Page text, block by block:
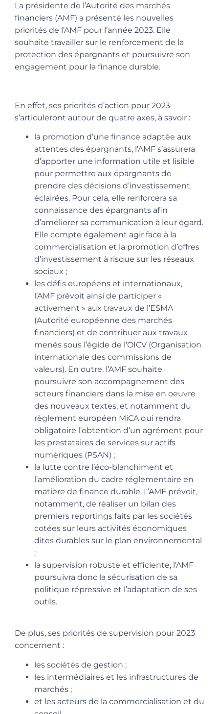
La présidente de l’Autorité des marchés
financiers (AMF) a présenté les nouvelles
priorités de l’AMF pour l’année 2023. Elle
souhaite travailler sur le renforcement de la
protection des épargnants et poursuivre son
engagement pour la finance durable.
En effet, ses priorités d’action pour 2023
s’articuleront autour de quatre axes, à savoir :
la promotion d’une finance adaptée aux
attentes des épargnants, l’AMF s’assurera
d’apporter une information utile et lisible
pour permettre aux épargnants de
prendre des décisions d’investissement
éclairées. Pour cela, elle renforcera sa
connaissance des épargnants afin
d’améliorer sa communication à leur égard.
Elle compte également agir face à la
commercialisation et la promotion d’offres
d’investissement à risque sur les réseaux
sociaux ;
les défis européens et internationaux,
l’AMF prévoit ainsi de participer «
activement » aux travaux de l’ESMA
(Autorité européenne des marchés
financiers) et de contribuer aux travaux
menés sous l’égide de l’OICV (Organisation
internationale des commissions de
valeurs). En outre, l’AMF souhaite
poursuivre son accompagnement des
acteurs financiers dans la mise en oeuvre
des nouveaux textes, et notamment du
règlement européen MiCA qui rendra
obligatoire l’obtention d’un agrément pour
les prestataires de services sur actifs
numériques (PSAN) ;
la lutte contre l’éco-blanchiment et
l’amélioration du cadre réglementaire en
matière de finance durable. L’AMF prévoit,
notamment, de réaliser un bilan des
premiers reportings faits par les sociétés
cotées sur leurs activités économiques
dites durables sur le plan environnemental
;
la supervision robuste et efficiente, l’AMF
poursuivra donc la sécurisation de sa
politique répressive et l’adaptation de ses
outils.
De plus, ses priorités de supervision pour 2023
concernent :
les sociétés de gestion ;
les intermédiaires et les infrastructures de
marchés ;
et les acteurs de la commercialisation et du